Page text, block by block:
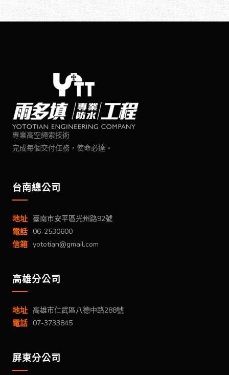
專業高空繩索技術
完成每個交付任務，使命必達。
台南總公司
地址 臺南市安平區光州路92號
電話 06-2530600
信箱 yototian@gmail.com
高雄分公司
地址 高雄市仁武區八德中路288號
電話 07-3733845
屏東分公司